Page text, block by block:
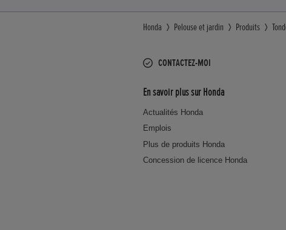
Honda Pelouse et jardin Produits
CONTACTEZ-MOI
En savoir plus sur Honda
Actualités Honda
Emplois
Plus de produits Honda
Concession de licence Honda